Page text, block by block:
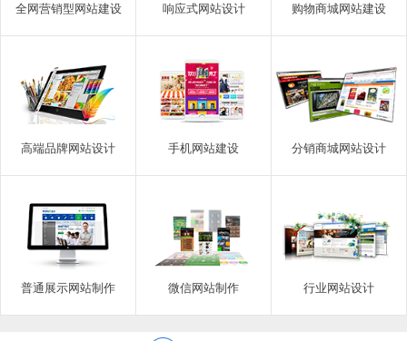
全网营销型网站建设 响应式网站设计 购物商城网站建设
高端品牌网站设计 手机网站建设 分销商城网站设计
普通展示网站制作 微信网站制作 行业网站设计